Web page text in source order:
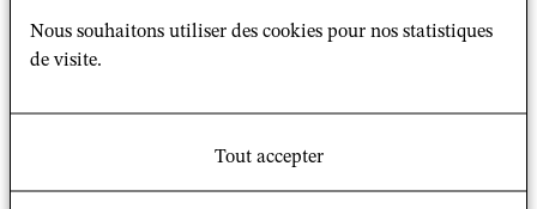
Johnson, est issu des Etudiants de la Bible de Charles
reprend l’essentiel des recherches menées dans le
cadre d’une thèse de doctorat à partir d’archives
Nous souhaitons utiliser des cookies pour nos statistiques
de visite.
Tout accepter